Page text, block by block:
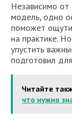
Независимо от
модель, одно
поможет
на практике.
упустить
подготовил
Читайте
что нужно